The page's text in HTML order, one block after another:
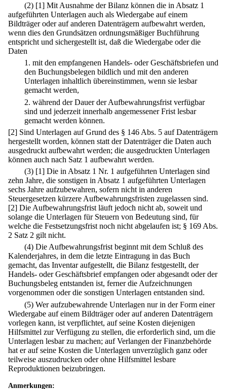
(2) [1] Mit Ausnahme der Bilanz können die in Absatz 1
aufgeführten Unterlagen auch als Wiedergabe auf einem
Bildträger oder auf anderen Datenträgern aufbewahrt werden,
wenn dies den Grundsätzen ordnungsmäßiger Buchführung
entspricht und sichergestellt ist, daß die Wiedergabe oder die
Daten
1. mit den empfangenen Handels- oder Geschäftsbriefen und
den Buchungsbelegen bildlich und mit den anderen
Unterlagen inhaltlich übereinstimmen, wenn sie lesbar
gemacht werden,
2. während der Dauer der Aufbewahrungsfrist verfügbar
sind und jederzeit innerhalb angemessener Frist lesbar
gemacht werden können.
[2] Sind Unterlagen auf Grund des § 146 Abs. 5 auf Datenträgern
hergestellt worden, können statt der Datenträger die Daten auch
ausgedruckt aufbewahrt werden; die ausgedruckten Unterlagen
können auch nach Satz 1 aufbewahrt werden.
(3) [1] Die in Absatz 1 Nr. 1 aufgeführten Unterlagen sind
zehn Jahre, die sonstigen in Absatz 1 aufgeführten Unterlagen
sechs Jahre aufzubewahren, sofern nicht in anderen
Steuergesetzen kürzere Aufbewahrungsfristen zugelassen sind.
[2] Die Aufbewahrungsfrist läuft jedoch nicht ab, soweit und
solange die Unterlagen für Steuern von Bedeutung sind, für
welche die Festsetzungsfrist noch nicht abgelaufen ist; § 169 Abs.
2 Satz 2 gilt nicht.
(4) Die Aufbewahrungsfrist beginnt mit dem Schluß des
Kalenderjahres, in dem die letzte Eintragung in das Buch
gemacht, das Inventar aufgestellt, die Bilanz festgestellt, der
Handels- oder Geschäftsbrief empfangen oder abgesandt oder der
Buchungsbeleg entstanden ist, ferner die Aufzeichnungen
vorgenommen oder die sonstigen Unterlagen entstanden sind.
(5) Wer aufzubewahrende Unterlagen nur in der Form einer
Wiedergabe auf einem Bildträger oder auf anderen Datenträgern
vorlegen kann, ist verpflichtet, auf seine Kosten diejenigen
Hilfsmittel zur Verfügung zu stellen, die erforderlich sind, um die
Unterlagen lesbar zu machen; auf Verlangen der Finanzbehörde
hat er auf seine Kosten die Unterlagen unverzüglich ganz oder
teilweise auszudrucken oder ohne Hilfsmittel lesbare
Reproduktionen beizubringen.
Anmerkungen: